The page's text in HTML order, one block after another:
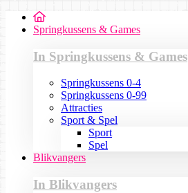
Springkussens & Games
In Springkussens & Games
Springkussens 0-4
Springkussens 0-99
Attracties
Sport & Spel
Sport
Spel
Blikvangers
In Blikvangers